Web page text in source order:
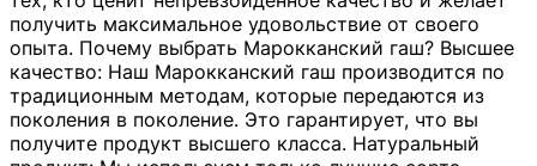
получить максимальное удовольствие от своего
опыта. Почему выбрать Марокканский гаш? Высшее
качество: Наш Марокканский гаш производится по
традиционным методам, которые передаются из
поколения в поколение. Это гарантирует, что вы
получите продукт высшего класса. Натуральный